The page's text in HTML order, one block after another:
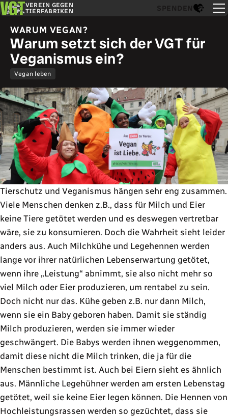
VEREIN GEGEN
TIERFABRIKEN
SPENDEN
Vegan leben
WARUM VEGAN?
Warum setzt sich der VGT für
Veganismus ein?
Tierschutz und Veganismus hängen sehr eng zusammen.
Viele Menschen denken z.B., dass für Milch und Eier
keine Tiere getötet werden und es deswegen vertretbar
wäre, sie zu konsumieren. Doch die Wahrheit sieht leider
anders aus. Auch Milchkühe und Legehennen werden
lange vor ihrer natürlichen Lebenserwartung getötet,
wenn ihre „Leistung“ abnimmt, sie also nicht mehr so
viel Milch oder Eier produzieren, um rentabel zu sein.
Doch nicht nur das. Kühe geben z.B. nur dann Milch,
wenn sie ein Baby geboren haben. Damit sie ständig
Milch produzieren, werden sie immer wieder
geschwängert. Die Babys werden ihnen weggenommen,
damit diese nicht die Milch trinken, die ja für die
Menschen bestimmt ist. Auch bei Eiern sieht es ähnlich
aus. Männliche Legehühner werden am ersten Lebenstag
getötet, weil sie keine Eier legen können. Die Hennen von
Hochleistungsrassen werden so gezüchtet, dass sie